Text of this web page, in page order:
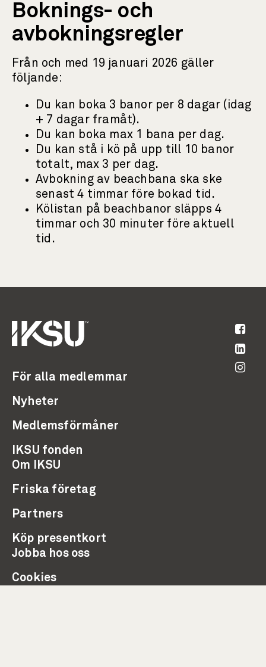
Boknings- och
avbokningsregler
Från och med 19 januari 2026 gäller
följande:
Du kan boka 3 banor per 8 dagar (idag
+ 7 dagar framåt).
Du kan boka max 1 bana per dag.
Du kan stå i kö på upp till 10 banor
totalt, max 3 per dag.
Avbokning av beachbana ska ske
senast 4 timmar före bokad tid.
Kölistan på beachbanor släpps 4
timmar och 30 minuter före aktuell
tid.
För alla medlemmar
Nyheter
Medlemsförmåner
IKSU fonden
Om IKSU
Friska företag
Partners
Köp presentkort
Jobba hos oss
Cookies